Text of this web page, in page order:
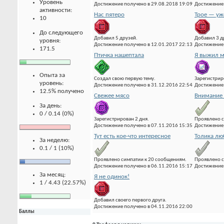
Уровень
активности:
10
До следующего
уровня:
171.5
Опыта за
уровень:
12.5% получено
За день:
0 / 0.14 (0%)
За неделю:
0.1 / 1 (10%)
За месяц:
1 / 4.43 (22.57%)
Баллы
Достижение получено в 29.08.2018 19:09
Нас пятеро
Добавил 5 друзей.
Достижение получено в 12.01.2017 22:13
Трое —
Добавил 3
Птичка нашептала
Создал свою первую тему.
Достижение получено в 31.12.2016 22:54
Я выжил
Свежее мясо
Зарегистрирован 2 дня.
Достижение получено в 07.11.2016 15:35
Внимание
Проявлено
Тут есть кое-что интересное
Проявлено симпатии к 20 сообщениям.
Достижение получено в 06.11.2016 15:17
Толика
Проявлено
Я не одинок!
Добавил своего первого друга.
Достижение получено в 04.11.2016 22:00